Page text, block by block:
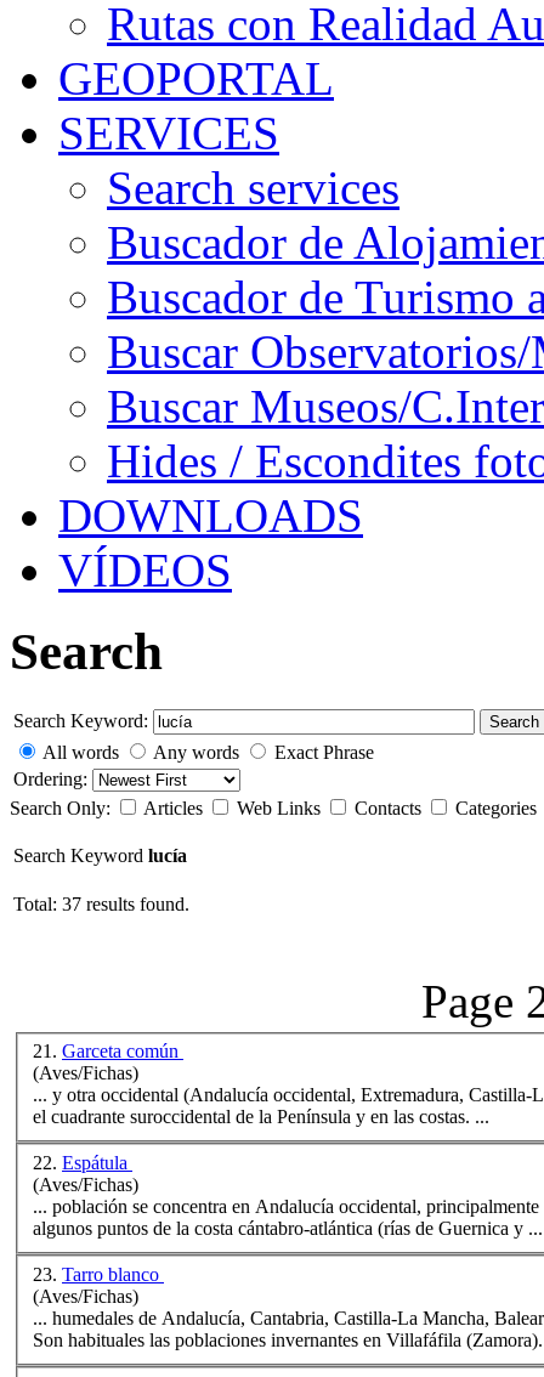
Rutas con Realidad
GEOPORTAL
SERVICES
Search services
Buscador de
Buscador de Turismo
Buscar
Buscar Museos/
Hides / Escondites
DOWNLOADS
VÍDEOS
Search
Search Keyword: Search
All words Any words
Exact Phrase
Ordering:
Search Only:
Articles Web Links Contacts Categories
Search Keyword lucía
Total: 37 results found.
Page
21. Garceta común
(Aves/Fichas)
... y otra occidental (Andalucía occidental, Extremadura,
el cuadrante suroccidental de la Península y en las costas. ...
22. Espátula
(Aves/Fichas)
... población se concentra en Andalucía occidental,
algunos puntos de la costa cántabro-atlántica (rías de Guernica y ...
23. Tarro blanco
(Aves/Fichas)
... humedales de Andalucía, Cantabria, Castilla-La Mancha,
Son habituales las poblaciones invernantes en Villafáfila